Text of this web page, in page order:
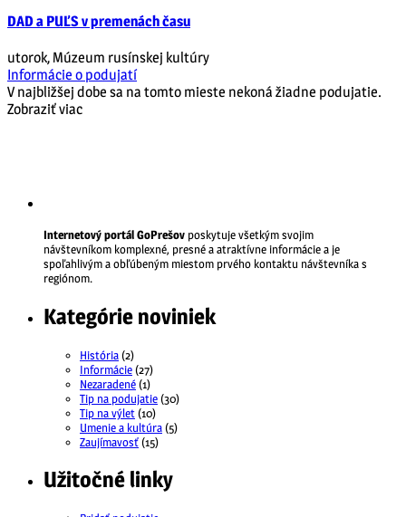
DAD a PUĽS v premenách času
utorok, Múzeum rusínskej kultúry
Informácie o podujatí
V najbližšej dobe sa na tomto mieste nekoná žiadne podujatie.
Zobraziť viac
Internetový portál GoPrešov poskytuje všetkým svojim
návštevníkom komplexné, presné a atraktívne informácie a je
spoľahlivým a obľúbeným miestom prvého kontaktu návštevníka s
regiónom.
Kategórie noviniek
História(2)
Informácie(27)
Nezaradené(1)
Tip na podujatie(30)
Tip na výlet(10)
Umenie a kultúra(5)
Zaujímavosť(15)
Užitočné linky